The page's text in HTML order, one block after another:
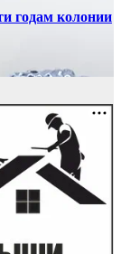
годам колонии